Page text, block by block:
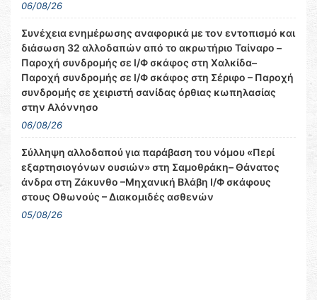
06/08/26
Συνέχεια ενημέρωσης αναφορικά με τον εντοπισμό και
διάσωση 32 αλλοδαπών από το ακρωτήριο Ταίναρο –
Παροχή συνδρομής σε Ι/Φ σκάφος στη Χαλκίδα–
Παροχή συνδρομής σε Ι/Φ σκάφος στη Σέριφο – Παροχή
συνδρομής σε χειριστή σανίδας όρθιας κωπηλασίας
στην Αλόννησο
06/08/26
Σύλληψη αλλοδαπού για παράβαση του νόμου «Περί
εξαρτησιογόνων ουσιών» στη Σαμοθράκη– Θάνατος
άνδρα στη Ζάκυνθο –Μηχανική Βλάβη Ι/Φ σκάφους
στους Οθωνούς – Διακομιδές ασθενών
05/08/26